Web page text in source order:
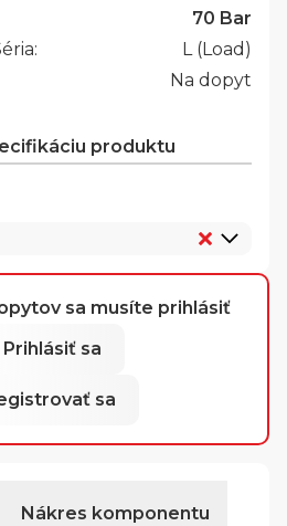
70 Bar
L (Load)
Na dopyt
produktu
sa musíte prihlásiť
Prihlásiť sa
sa
Nákres komponentu